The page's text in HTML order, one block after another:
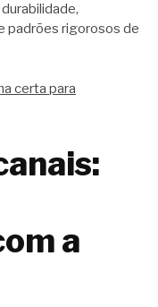
padrões rigorosos de
certa para
a